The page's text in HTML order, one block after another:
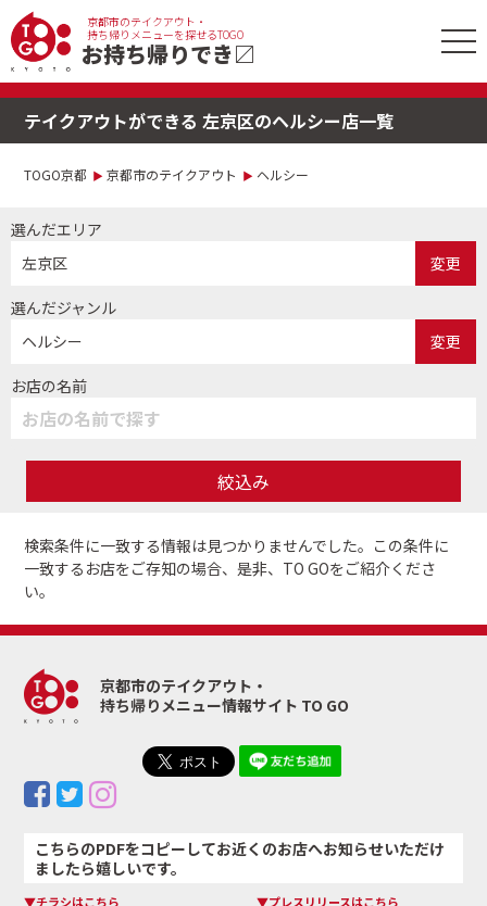
京都市のテイクアウト・
持ち帰りメニューを探せるTOGO
お持ち帰りでき〼
テイクアウトができる 左京区のヘルシー店一覧
TOGO京都 京都市のテイクアウト ヘルシー
選んだエリア
左京区
変更
選んだジャンル
ヘルシー
変更
お店の名前
絞込み
検索条件に一致する情報は見つかりませんでした。 この条件に
一致するお店をご存知の場合、是非、TO GOをご紹介くださ
い。
京都市のテイクアウト・
持ち帰りメニュー情報サイト TO GO
こちらのPDFをコピーしてお近くのお店へお知らせいただけ
ましたら嬉しいです。
▼チラシはこちら ▼プレスリリースはこちら